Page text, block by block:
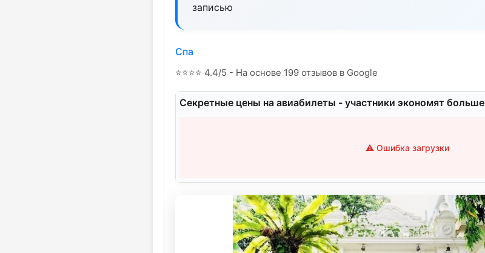
записью
Спа
⭐⭐⭐⭐ 4.4/5 - На основе 199 отзывов в Google
Секретные цены на авиабилеты - участники экономят больше
⚠️ Ошибка загрузки